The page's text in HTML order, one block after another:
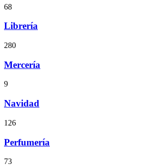
68
Librería
280
Mercería
9
Navidad
126
Perfumería
73